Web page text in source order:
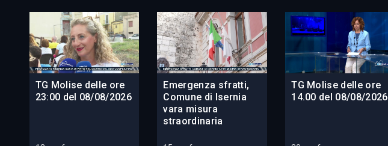
TG Molise delle ore
23:00 del 08/08/2026
Emergenza sfratti,
Comune di Isernia
vara misura
straordinaria
TG Molise delle ore
14.00 del 08/08/2026